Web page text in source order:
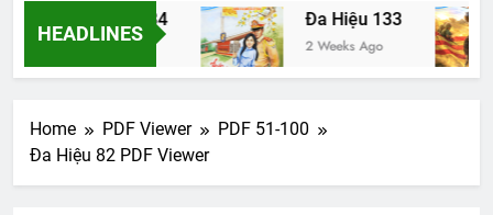
HEADLINES
2 Weeks Ago
Đa Hiệu 133
2 Weeks Ago
Home PDF Viewer
PDF 51-100
Đa Hiệu 82 PDF Viewer